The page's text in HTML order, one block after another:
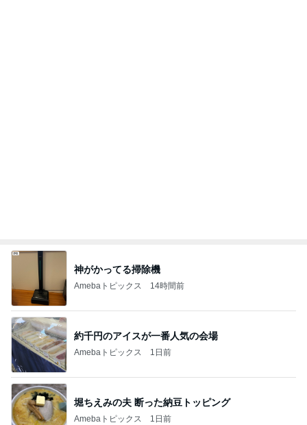
神がかってる掃除機
Amebaトピックス 14時間前
約千円のアイスが一番人気の会場
Amebaトピックス 1日前
堀ちえみの夫 断った納豆トッピング
Amebaトピックス 1日前